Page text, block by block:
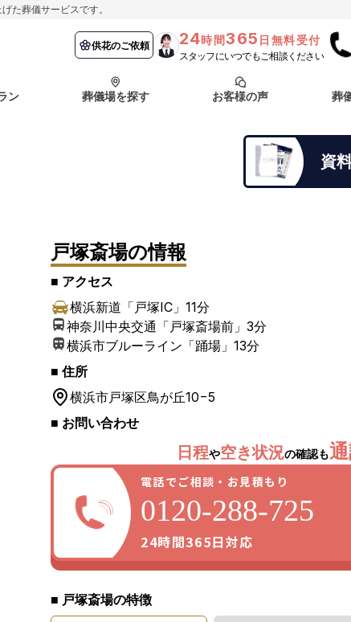
た葬儀サービスです。
供花のご依頼 24時間365 日無料受付
スタッフにいつでもご相談ください
葬儀の流れ
採用情報
ン 葬儀場を探す お客様の声
よくある質問
葬
納棺の儀とは？ 葬儀の流れ
会社概要
埼玉県 千葉県
お客様の声 よくある質問
供花のご依頼
資
戸塚斎場の情報
■ アクセス
横浜新道「戸塚IC」 11分
神奈川中央交通「戸塚斎場前」 3分
横浜市ブルーライン「踊場」 13分
■ 住所
横浜市戸塚区鳥が丘10−5
■ お問い合わせ
日程や空き状況の確認も
電話でご相談・お見積もり
0120-288-725
24時間365日対応
■ 戸塚斎場の特徴